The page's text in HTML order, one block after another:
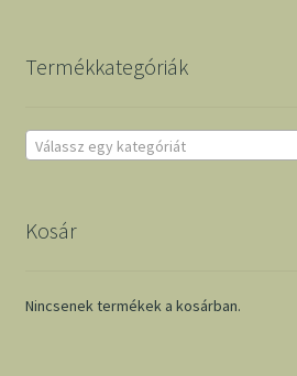
Termékkategóriák
Válassz egy kategóriát
Kosár
Nincsenek termékek a kosárban.